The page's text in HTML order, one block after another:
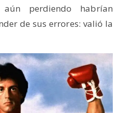
perdiendo habrían
de sus errores: valió la